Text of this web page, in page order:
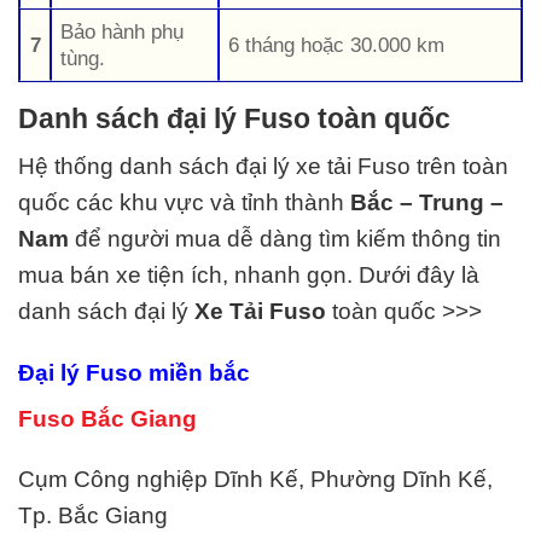
7
Bảo hành phụ
tùng.
6 tháng hoặc 30.000 km
Danh sách đại lý Fuso toàn quốc
Hệ thống danh sách đại lý xe tải Fuso trên toàn
quốc các khu vực và tỉnh thành Bắc – Trung –
Nam để người mua dễ dàng tìm kiếm thông tin
mua bán xe tiện ích, nhanh gọn. Dưới đây là
danh sách đại lý Xe Tải Fuso toàn quốc >>>
Đại lý Fuso miền bắc
Fuso Bắc Giang
Cụm Công nghiệp Dĩnh Kế, Phường Dĩnh Kế,
Tp. Bắc Giang